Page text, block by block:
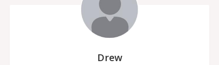
Drew